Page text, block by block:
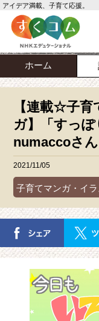
アイデア満載、子育て応援。
ホーム
【連載☆子
ガ】「すっ
numaccoさん
2021/11/05
子育てマンガ・イラ